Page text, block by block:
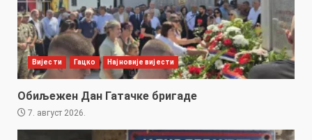
Вијести Гацко Најновије вијести
Обиљежен Дан Гатачке бригаде
7. август 2026.